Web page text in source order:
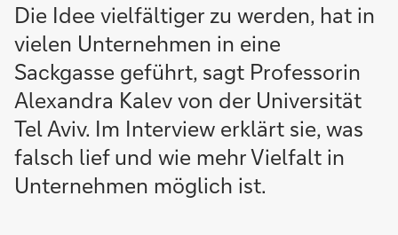
Die Idee vielfältiger zu werden, hat in
vielen Unternehmen in eine
Sackgasse geführt, sagt Professorin
Alexandra Kalev von der Universität
Tel Aviv. Im Interview erklärt sie, was
falsch lief und wie mehr Vielfalt in
Unternehmen möglich ist.